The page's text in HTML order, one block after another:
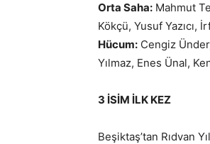
Orta Saha: Mahmut
Kökçü, Yusuf Yazıcı,
Hücum: Cengiz
Yılmaz, Enes Ünal,
3 İSİM İLK KEZ
Beşiktaş’tan Rıdvan